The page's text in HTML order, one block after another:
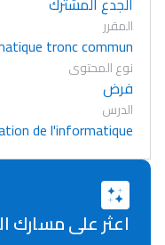
المقرر
tronc commun
نوع المحتوى
فرض
الدرس
de l'informatique
اعثر على مسارك